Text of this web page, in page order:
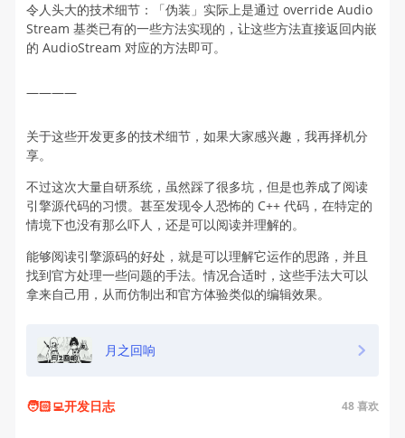
令人头大的技术细节：「伪装」实际上是通过 override Audio
Stream 基类已有的一些方法实现的，让这些方法直接返回内嵌
的 AudioStream 对应的方法即可。
————
关于这些开发更多的技术细节，如果大家感兴趣，我再择机分
享。
不过这次大量自研系统，虽然踩了很多坑，但是也养成了阅读
引擎源代码的习惯。甚至发现令人恐怖的 C++ 代码，在特定的
情境下也没有那么吓人，还是可以阅读并理解的。
能够阅读引擎源码的好处，就是可以理解它运作的思路，并且
找到官方处理一些问题的手法。情况合适时，这些手法大可以
拿来自己用，从而仿制出和官方体验类似的编辑效果。
月之回响
🧑🏻‍💻开发日志 48喜欢